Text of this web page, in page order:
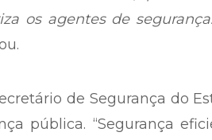
os agentes de
de Segurança do
pública. “Segurança